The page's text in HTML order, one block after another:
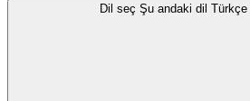
Dil seç Şu andaki dil Türkçe